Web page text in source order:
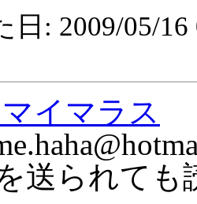
日: 2009/05/
イマラス
送られても